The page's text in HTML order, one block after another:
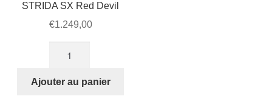
STRIDA SX Red Devil
€1.249,00
STRIDA
Ajouter au panier